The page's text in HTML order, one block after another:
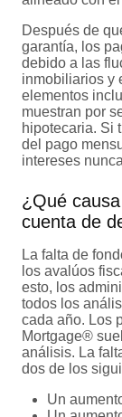
Después de
garantía, los
debido a las
inmobiliarios y
elementos
muestran por
hipotecaria. Si
del pago
intereses
¿Qué
cuenta de
La falta de
los avalúos
esto, los
todos los
cada año. Los
Mortgage®
análisis. La
dos de los
Un